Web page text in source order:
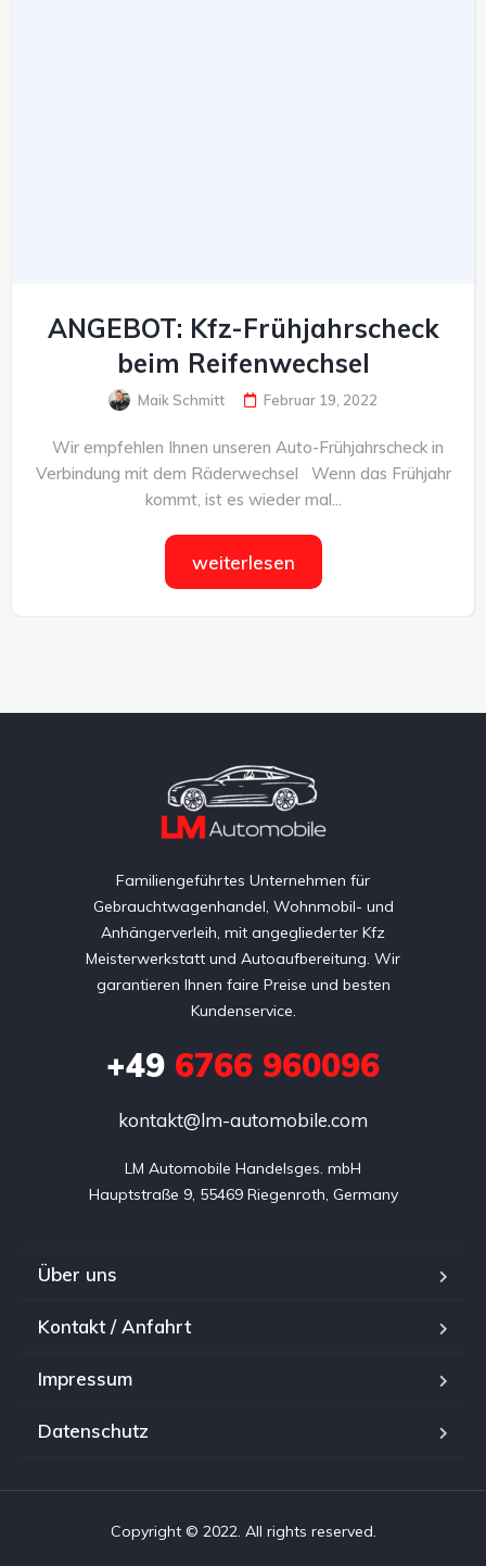
ANGEBOT: Kfz-Frühjahrscheck
beim Reifenwechsel
Maik Schmitt Februar 19, 2022
Wir empfehlen Ihnen unseren Auto-Frühjahrscheck in
Verbindung mit dem Räderwechsel Wenn das Frühjahr
kommt, ist es wieder mal...
weiterlesen
Familiengeführtes Unternehmen für
Gebrauchtwagenhandel, Wohnmobil- und
Anhängerverleih, mit angegliederter Kfz
Meisterwerkstatt und Autoaufbereitung. Wir
garantieren Ihnen faire Preise und besten
Kundenservice.
+49 6766 960096
kontakt@lm-automobile.com
LM Automobile Handelsges. mbH
Hauptstraße 9, 55469 Riegenroth, Germany
Über uns
Kontakt / Anfahrt
Impressum
Datenschutz
Copyright © 2022. All rights reserved.